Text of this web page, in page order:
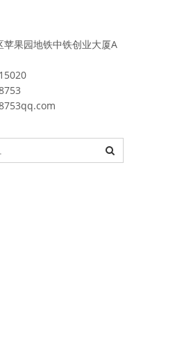
苹果园地铁中铁创业大厦A